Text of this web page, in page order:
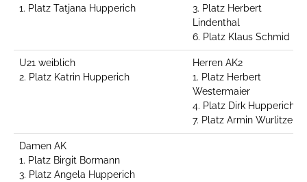
1. Platz Tatjana Hupperich
3. Platz Herbert
Lindenthal
6. Platz Klaus Schmid
U21 weiblich
2. Platz Katrin Hupperich
Herren AK2
1. Platz Herbert
Westermaier
4. Platz Dirk Hupperich
7. Platz Armin Wurlitzer
Damen AK
1. Platz Birgit Bormann
3. Platz Angela Hupperich